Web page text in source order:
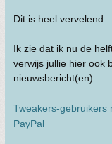
Dit is heel vervelend.
Ik zie dat ik nu de
verwijs jullie hier ook
nieuwsbericht(en).
Tweakers-gebruikers
PayPal